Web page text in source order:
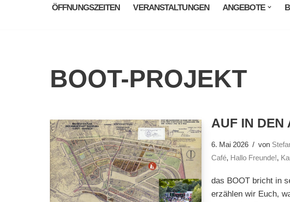
ÖFFNUNGSZEITEN VERANSTALTUNGEN ANGEBOTE
BOOT-PROJEKT
AUF IN DEN
6. Mai 2026 von
Café, Hallo Freunde!,
das BOOT bricht in
erzählen wir Euch,